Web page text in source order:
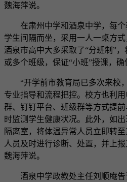
魏海萍说。
在肃州中学和酒泉中学，每个
学生间隔而坐，采用一人一桌方式
酒泉市高中大多采取了“分班制”
或多个班级，保证“小班”授课，确
“开学前市教育局已多次来校
专业指导和流程把控。校方也利
群、钉钉平台、班级群等方式提
时监测学生健康状况。此外，如
隔离室，将体温异常人员立即转
人员及时进行诊断、处置，并上
魏海萍说。
酒泉中学政教处主任刘顺庵告